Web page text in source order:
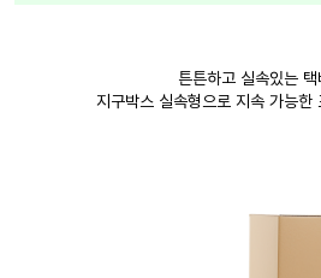
튼튼하고 실속있는
지구박스 실속형으로 지속 가능한